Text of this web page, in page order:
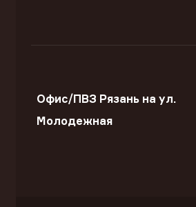
Офис/ПВЗ Рязань на ул.
Молодежная